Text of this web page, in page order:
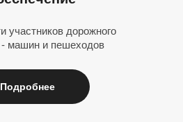
участников дорожного
- машин и пешеходов
Подробнее